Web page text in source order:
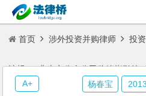
首页 涉外投资并购律师 投
法规 非上市公众公司监管指引
杨春宝
A+